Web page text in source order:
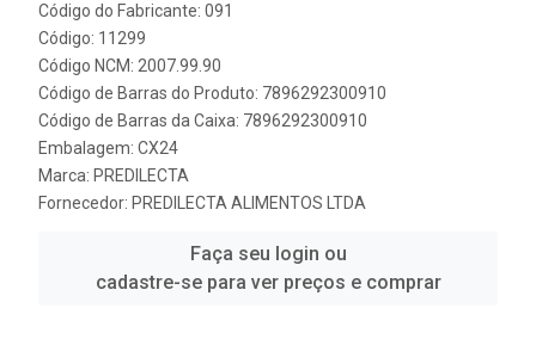
Código do Fabricante: 091
Código: 11299
Código NCM: 2007.99.90
Código de Barras do Produto: 7896292300910
Código de Barras da Caixa: 7896292300910
Embalagem: CX24
Marca: PREDILECTA
Fornecedor: PREDILECTA ALIMENTOS LTDA
Faça seu login ou
cadastre-se para ver preços e comprar